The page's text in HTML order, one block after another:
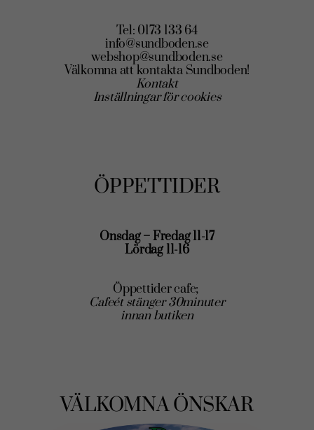
Tel: 0173 133 64
info@sundboden.se
webshop@sundboden.se
Välkomna att kontakta Sundboden!
Kontakt
Inställningar för cookies
ÖPPETTIDER
Onsdag – Fredag 11-17
Lördag 11-16
Öppettider cafe;
Cafeét stänger 30minuter
innan butiken
VÄLKOMNA ÖNSKAR